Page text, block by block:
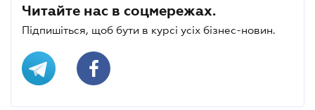
Читайте нас в соцмережах.
Підпишіться, щоб бути в курсі усіх бізнес-новин.